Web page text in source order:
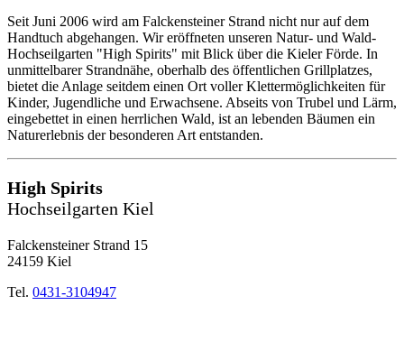
Seit Juni 2006 wird am Falckensteiner Strand nicht nur auf dem
Handtuch abgehangen. Wir eröffneten unseren Natur- und Wald-
Hochseilgarten "High Spirits" mit Blick über die Kieler Förde. In
unmittelbarer Strandnähe, oberhalb des öffentlichen Grillplatzes,
bietet die Anlage seitdem einen Ort voller Klettermöglichkeiten für
Kinder, Jugendliche und Erwachsene. Abseits von Trubel und Lärm,
eingebettet in einen herrlichen Wald, ist an lebenden Bäumen ein
Naturerlebnis der besonderen Art entstanden.
High Spirits
Hochseilgarten Kiel
Falckensteiner Strand 15
24159 Kiel
Tel. 0431-3104947